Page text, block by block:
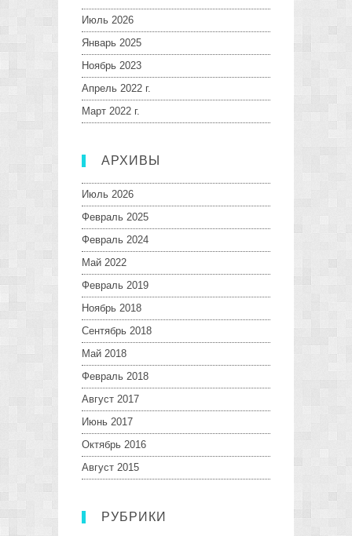
Июль 2026
Январь 2025
Ноябрь 2023
Апрель 2022 г.
Март 2022 г.
АРХИВЫ
Июль 2026
Февраль 2025
Февраль 2024
Май 2022
Февраль 2019
Ноябрь 2018
Сентябрь 2018
Май 2018
Февраль 2018
Август 2017
Июнь 2017
Октябрь 2016
Август 2015
РУБРИКИ